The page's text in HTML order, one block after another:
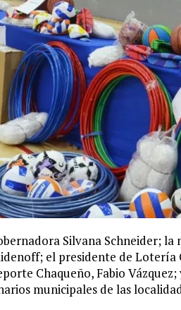
Silvana Schneider;
el presidente de Lotería
Chaqueño, Fabio
municipales de las